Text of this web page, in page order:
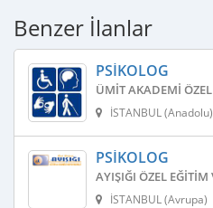
Benzer İlanlar
PSIKOLOG
ÜMIT AKADEMI
İSTANBUL (Anadolu)
PSIKOLOG
AYIŞIĞI ÖZEL EĞITIM
İSTANBUL (Avrupa)